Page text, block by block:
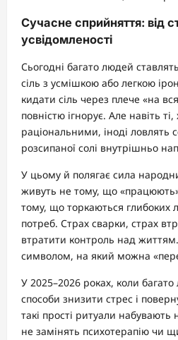
Сучасне сприйняття: від
усвідомленості
Сьогодні багато людей
сіль з усмішкою або легкою
кидати сіль через плече «на
повністю ігнорує. Але навіть
раціональними, іноді ловлять
розсипаної солі внутрішньо
У цьому й полягає сила
живуть не тому, що
тому, що торкаються глибоких
потреб. Страх сварки, страх
втратити контроль над
символом, на який можна
У 2025–2026 роках, коли
способи знизити стрес і
такі прості ритуали
не замінять психотерапію чи